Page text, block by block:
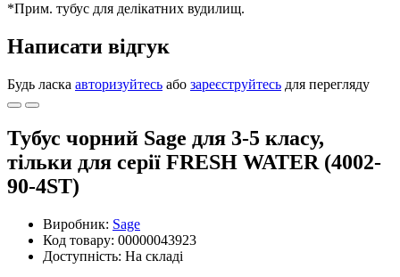
*Прим. тубус для делікатних вудилищ.
Написати відгук
Будь ласка авторизуйтесь або зареєструйтесь для перегляду
Тубус чорний Sage для 3-5 класу,
тільки для серії FRESH WATER (4002-
90-4ST)
Виробник: Sage
Код товару: 00000043923
Доступність: На складі